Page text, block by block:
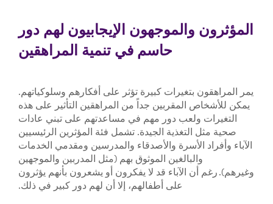
المؤثرون والموجهون الإيجابيون لهم دور
حاسم في تنمية المراهقين
يمر المراهقون بتغيرات كبيرة تؤثر على أفكارهم وسلوكياتهم.
يمكن للأشخاص المقربين جداً من المراهقين التأثير على هذه
التغيرات ولعب دور مهم في مساعدتهم على تبني عادات
صحية مثل التغذية الجيدة. تشمل فئة المؤثرين الرئيسيين
الآباء وأفراد الأسرة والأصدقاء والمدرسين ومقدمي الخدمات
والبالغين الموثوق بهم (مثل المدربين والموجهين
وغيرهم). رغم أن الآباء قد لا يفكرون أو يشعرون بأنهم يؤثرون
على أطفالهم، إلا أن لهم دور كبير في ذلك.